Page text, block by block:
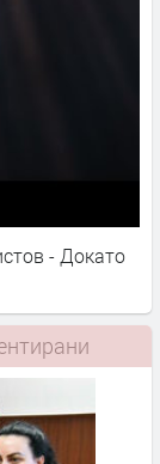
- Докато